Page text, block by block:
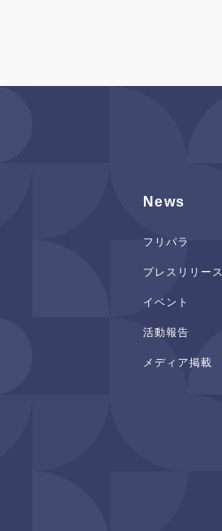
News
フリパラ
プレスリリース
イベント
活動報告
メディア掲載